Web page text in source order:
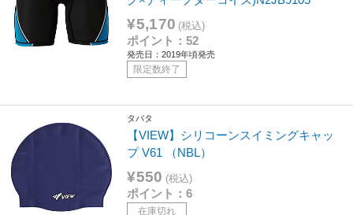
¥5,170 (税込)
ポイント：52
発売日：2019年頃発売
限定数終了
タバタ
【VIEW】シリコーンスイミングキャッ
プ V61 （NBL）
¥550 (税込)
ポイント：6
在庫切れ